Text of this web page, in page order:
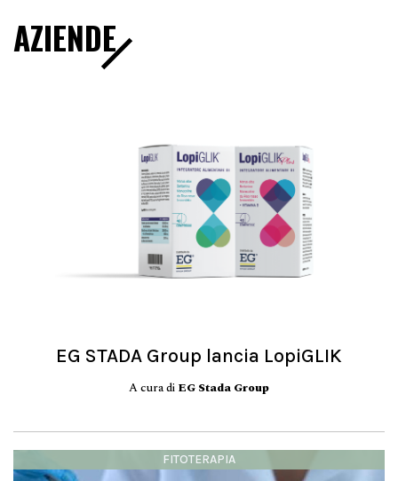
AZIENDE
EG STADA Group lancia LopiGLIK
A cura di EG Stada Group
FITOTERAPIA